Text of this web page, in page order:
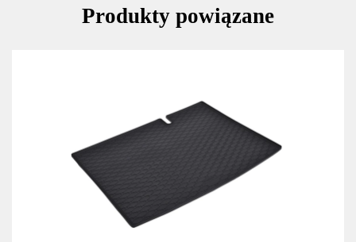
Produkty powiązane